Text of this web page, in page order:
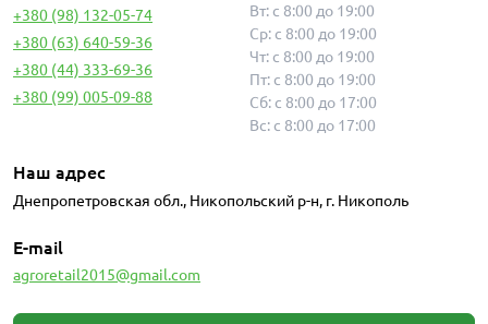
+380 (98) 132-05-74
+380 (63) 640-59-36
+380 (44) 333-69-36
+380 (99) 005-09-88
Вт: с 8:00 до 19:00
Ср: с 8:00 до 19:00
Чт: с 8:00 до 19:00
Пт: с 8:00 до 19:00
Сб: с 8:00 до 17:00
Вс: с 8:00 до 17:00
Наш адрес
Днепропетровская обл., Никопольский р-н, г. Никополь
E-mail
agroretail2015@gmail.com